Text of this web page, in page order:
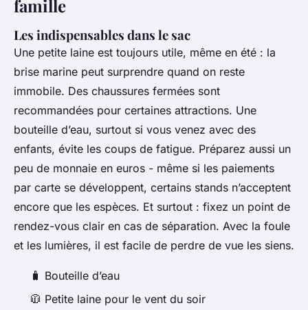
famille
Les indispensables dans le sac
Une petite laine est toujours utile, même en été : la
brise marine peut surprendre quand on reste
immobile. Des chaussures fermées sont
recommandées pour certaines attractions. Une
bouteille d’eau, surtout si vous venez avec des
enfants, évite les coups de fatigue. Préparez aussi un
peu de monnaie en euros - même si les paiements
par carte se développent, certains stands n’acceptent
encore que les espèces. Et surtout : fixez un point de
rendez-vous clair en cas de séparation. Avec la foule
et les lumières, il est facile de perdre de vue les siens.
🧳 Bouteille d’eau
🧥 Petite laine pour le vent du soir